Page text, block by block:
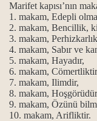
Marifet kapısı’nın
1. makam, Edepli
2. makam, Bencillik,
3. makam,
4. makam, Sabır ve
5. makam, Hayadır,
6. makam,
7. makam, Ilimdir,
8. makam,
9. makam, Özünü
10. makam, Arifliktir.
manaları...